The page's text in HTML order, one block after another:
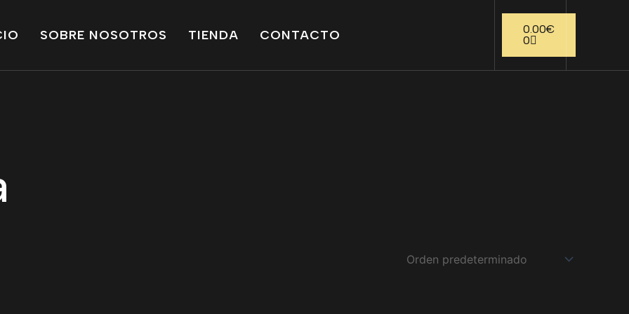
SOBRE NOSOTROS TIENDA CONTACTO 0.00€
0
Carrito